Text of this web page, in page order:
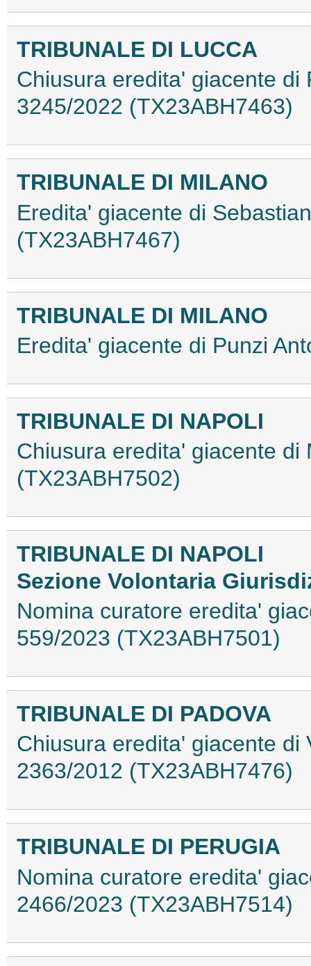
TRIBUNALE DI LUCCA
Chiusura eredita' giacente di
3245/2022 (TX23ABH7463)
TRIBUNALE DI MILANO
Eredita' giacente di
(TX23ABH7467)
TRIBUNALE DI MILANO
Eredita' giacente di Punzi
TRIBUNALE DI NAPOLI
Chiusura eredita' giacente
(TX23ABH7502)
TRIBUNALE DI NAPOLI
Sezione Volontaria
Nomina curatore eredita'
559/2023 (TX23ABH7501)
TRIBUNALE DI PADOVA
Chiusura eredita' giacente di
2363/2012 (TX23ABH7476)
TRIBUNALE DI PERUGIA
Nomina curatore eredita'
2466/2023 (TX23ABH7514)